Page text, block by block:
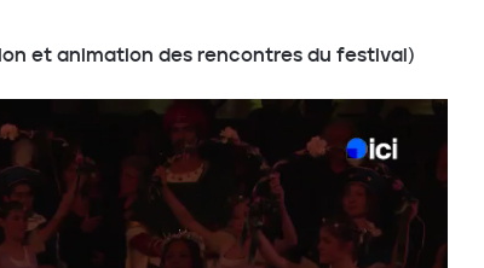
et animation des rencontres du festival)